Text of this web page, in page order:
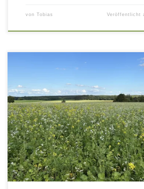
von Tobias Veröffentlicht
Auswertung aller Stations-Messwerte im
Vergleichsdaten aus den September-
Jahre ab 2016 in tabellarischer und